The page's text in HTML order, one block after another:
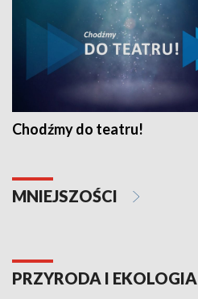
Chodźmy do teatru!
MNIEJSZOŚCI
PRZYRODA I EKOLOGIA